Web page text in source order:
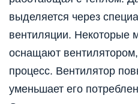
выделяется через
вентиляции. Некоторые
оснащают вентилятором,
процесс. Вентилятор
уменьшает его